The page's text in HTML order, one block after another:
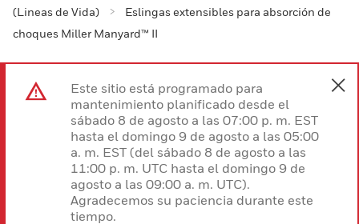
(Lineas de Vida)
Eslingas extensibles para absorción de
choques Miller Manyard™ II
Este sitio está programado para
mantenimiento planificado desde el
sábado 8 de agosto a las 07:00 p. m. EST
hasta el domingo 9 de agosto a las 05:00
a. m. EST (del sábado 8 de agosto a las
11:00 p. m. UTC hasta el domingo 9 de
agosto a las 09:00 a. m. UTC).
Agradecemos su paciencia durante este
tiempo.